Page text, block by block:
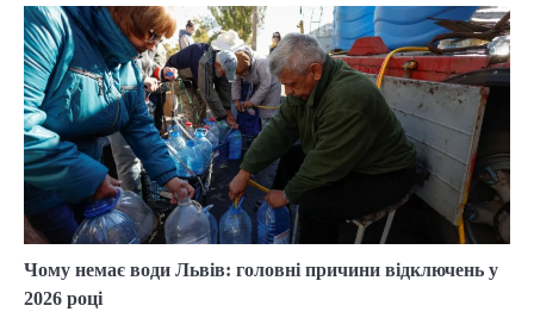
Чому немає води Львів: головні причини відключень у
2026 році